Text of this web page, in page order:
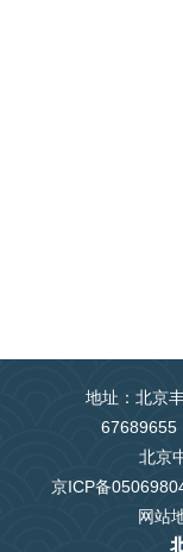
地址：北京
北京
京ICP备
网站